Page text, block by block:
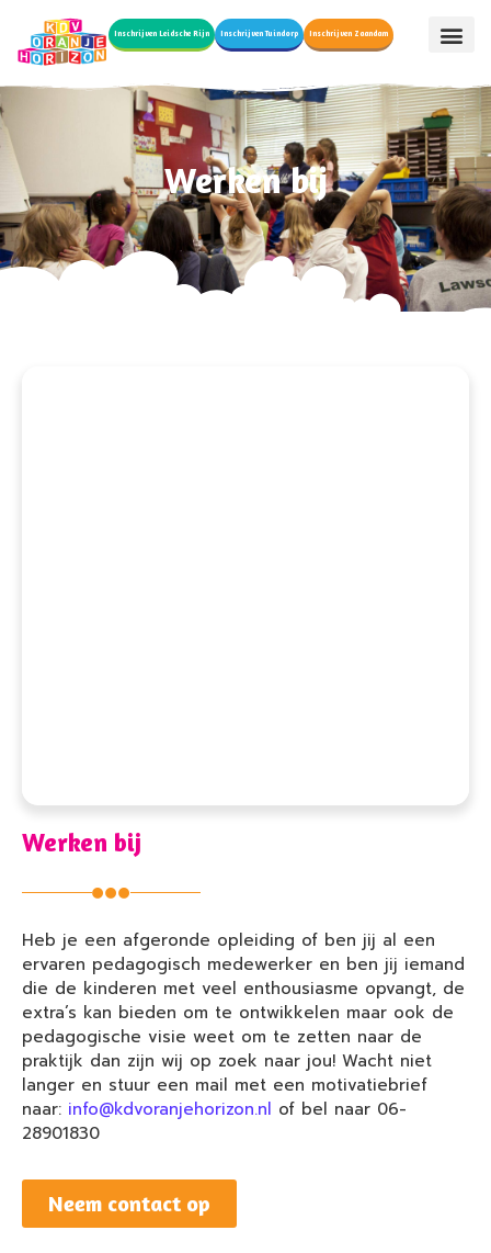
Inschrijven Leidsche Rijn Inschrijven Tuindorp Inschrijven Zaandam
Werken bij
Werken bij
Heb je een afgeronde opleiding of ben jij al een
ervaren pedagogisch medewerker en ben jij iemand
die de kinderen met veel enthousiasme opvangt, de
extra’s kan bieden om te ontwikkelen maar ook de
pedagogische visie weet om te zetten naar de
praktijk dan zijn wij op zoek naar jou! Wacht niet
langer en stuur een mail met een motivatiebrief
naar: info@kdvoranjehorizon.nl of bel naar 06-
28901830
Neem contact op